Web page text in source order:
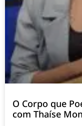
O Corpo que
com Thaíse